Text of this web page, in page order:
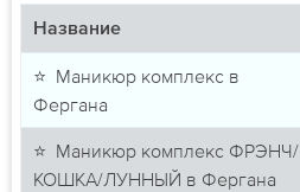
Название
⭐ Маникюр комплекс в
Фергана
⭐ Маникюр комплекс ФРЭНЧ/
КОШКА/ЛУННЫЙ в Фергана